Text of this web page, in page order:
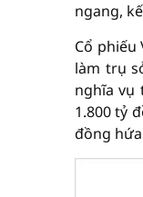
ngang,
Cổ
làm trụ
nghĩa vụ
1.800 tỷ
đồng